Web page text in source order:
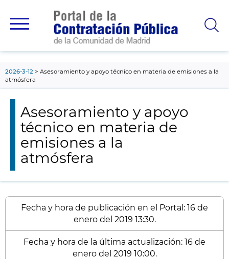
principal
2026-3-12
Asesoramiento y apoyo técnico en materia de emisiones a la
atmósfera
Asesoramiento y apoyo
técnico en materia de
emisiones a la
atmósfera
Fecha y hora de publicación en el Portal: 16 de
enero del 2019 13:30.
Fecha y hora de la última actualización: 16 de
enero del 2019 10:00.